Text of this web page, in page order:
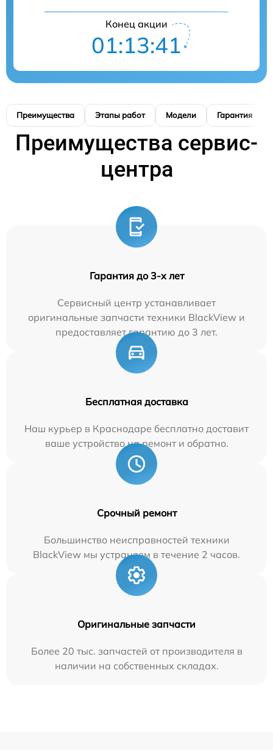
Конец акции
01:13:41
Преимущества Этапы работ Модели Гарантия
Преимущества сервис-
центра
Гарантия до 3-х лет
Сервисный центр устанавливает
оригинальные запчасти техники BlackView и
предоставляет гарантию до 3 лет.
Бесплатная доставка
Наш курьер в Краснодаре бесплатно доставит
ваше устройство на ремонт и обратно.
Срочный ремонт
Большинство неисправностей техники
BlackView мы устраняем в течение 2 часов.
Оригинальные запчасти
Более 20 тыс. запчастей от производителя в
наличии на собственных складах.